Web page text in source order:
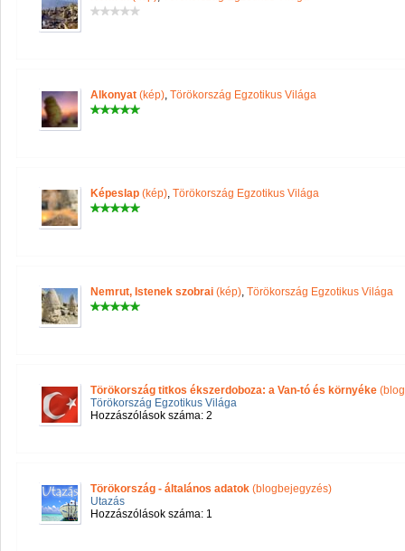
Alkonyat (kép), Törökország Egzotikus Világa
Képeslap (kép), Törökország Egzotikus Világa
Nemrut, Istenek szobrai (kép), Törökország Egzotikus Világa
Törökország titkos ékszerdoboza: a Van-tó és környéke
Törökország Egzotikus Világa
Hozzászólások száma: 2
Törökország - általános adatok (blogbejegyzés)
Utazás
Hozzászólások száma: 1